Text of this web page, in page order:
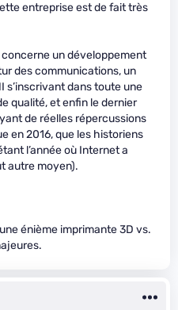
entreprise est de fait très
un développement
des communications, un
s’inscrivant dans toute une
qualité, et enfin le dernier
de réelles répercussions
en 2016, que les historiens
l’année où Internet a
autre moyen).
énième imprimante 3D vs.